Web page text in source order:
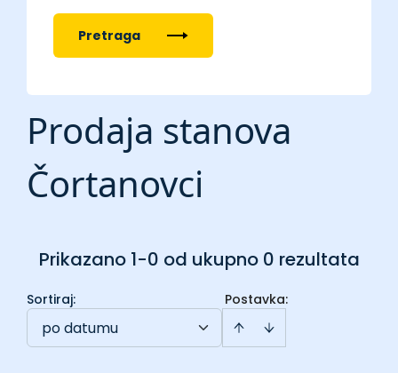
Pretraga
Prodaja stanova
Čortanovci
Prikazano 1-0 od ukupno 0 rezultata
Postavka:
Sortiraj:
po datumu